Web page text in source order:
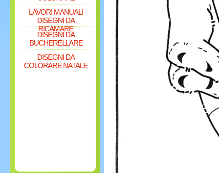
LAVORI MANUALI
DISEGNI DA
RICAMARE
DISEGNI DA
BUCHERELLARE
DISEGNI DA
COLORARE NATALE